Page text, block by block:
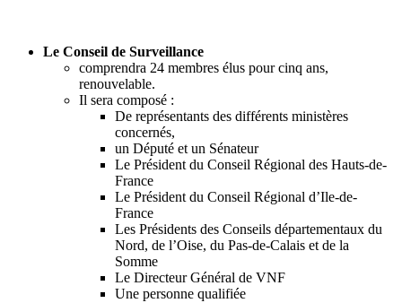
Le Conseil de Surveillance
comprendra 24 membres élus pour cinq ans,
renouvelable.
Il sera composé :
De représentants des différents ministères
concernés,
un Député et un Sénateur
Le Président du Conseil Régional des Hauts-de-
France
Le Président du Conseil Régional d’Ile-de-
France
Les Présidents des Conseils départementaux du
Nord, de l’Oise, du Pas-de-Calais et de la
Somme
Le Directeur Général de VNF
Une personne qualifiée